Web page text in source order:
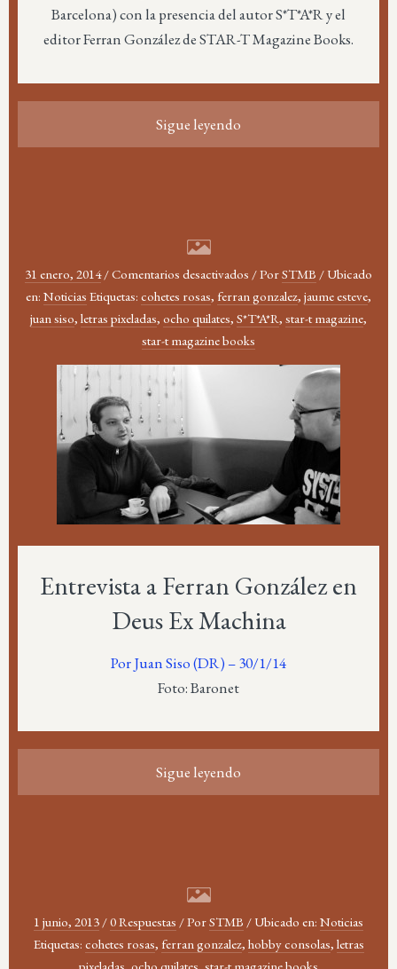
Barcelona) con la presencia del autor S*T*A*R y el
editor Ferran González de STAR-T Magazine Books.
Sigue leyendo
31 enero, 2014 /Comentarios desactivados en
Entrevista
a
Ferran
González
Machina
/PorSTMB / Ubicado
en: Noticias Etiquetas: cohetes rosas, ferran gonzalez, jaume esteve,
juan siso, letras pixeladas, ocho quilates, S*T*A*R, star-t magazine,
star-t magazine books
Entrevista a Ferran González en
Deus Ex Machina
Por Juan Siso (DR) – 30/1/14
Foto: Baronet
Sigue leyendo
1 junio, 2013 /0 Respuestas /PorSTMB / Ubicado en: Noticias
Etiquetas: cohetes rosas, ferran gonzalez, hobby consolas, letras